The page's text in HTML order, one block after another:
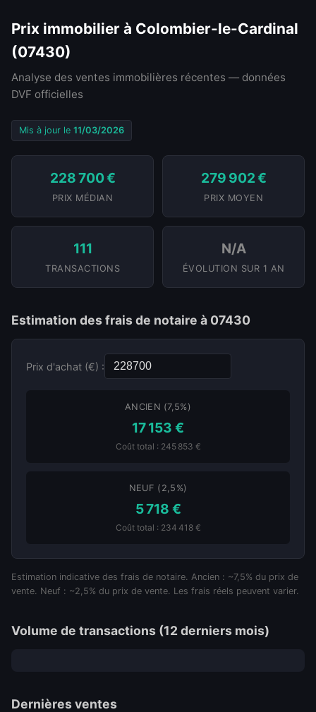
Prix immobilier à Colombier-le-Cardinal
(07430)
Analyse des ventes immobilières récentes — données
DVF officielles
Mis à jour le 11/03/2026
228 700 €
PRIX MÉDIAN
279 902 €
PRIX MOYEN
111
TRANSACTIONS
N/A
ÉVOLUTION SUR 1 AN
Estimation des frais de notaire à 07430
Prix d'achat (€) :
ANCIEN (7,5%)
17 153 €
Coût total : 245 853 €
NEUF (2,5%)
5 718 €
Coût total : 234 418 €
Estimation indicative des frais de notaire. Ancien : ~7,5% du prix de
vente. Neuf : ~2,5% du prix de vente. Les frais réels peuvent varier.
Volume de transactions (12 derniers mois)
Dernières ventes